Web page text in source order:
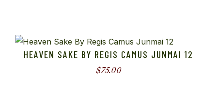
HEAVEN SAKE BY REGIS CAMUS JUNMAI 12
$75.00